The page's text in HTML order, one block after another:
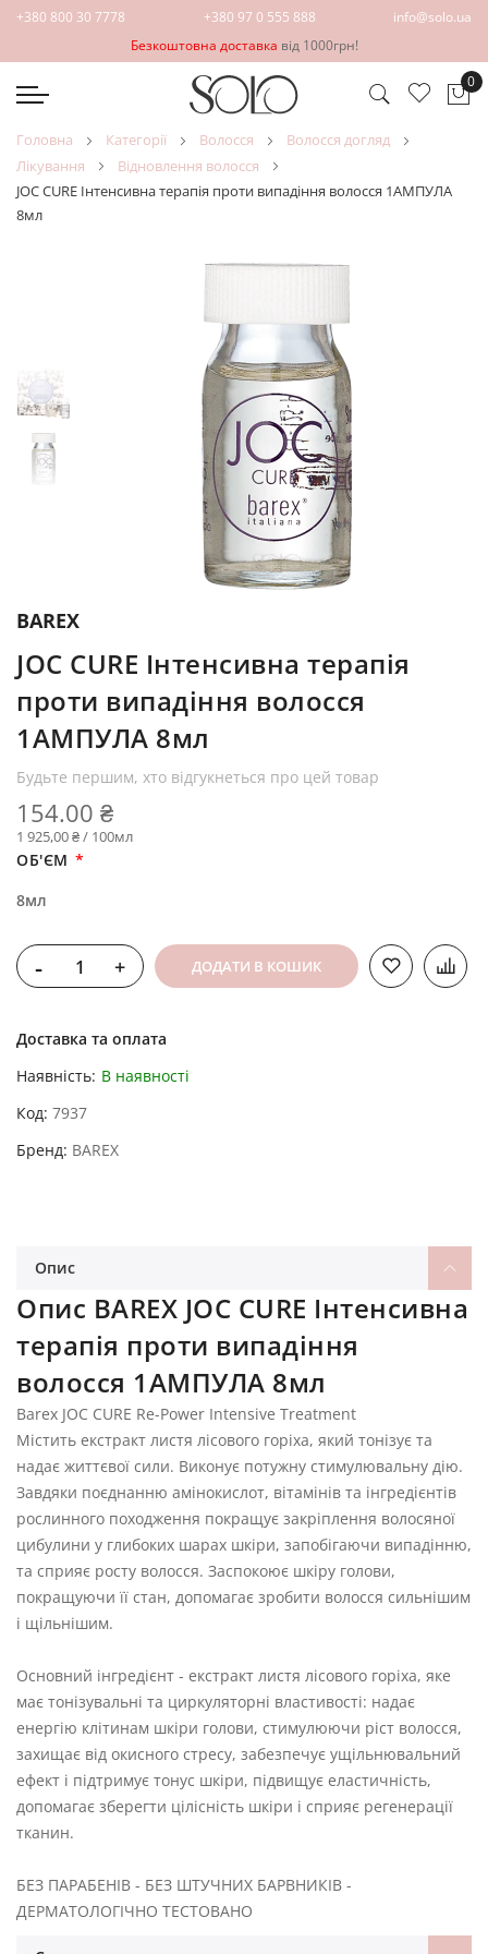
+380 800 30 7778 +380 97 0 555 888
info@solo.ua
Безкоштовна доставка від 1000грн!
0
головна категорії волосся
волосся догляд
лікування
відновлення волосся
JOC CURE Інтенсивна терапія проти випадіння волосся 1АМПУЛА
8мл
BAREX
JOC CURE Інтенсивна терапія
проти випадіння волосся
1АМПУЛА 8мл
Будьте першим, хто відгукнеться про цей товар
154.00 ₴
1 925,00 ₴ / 100мл
ОБ'ЄМ
8мл
- + ДОДАТИ В КОШИК
Доставка та оплата
Наявність: В наявності
Код 7937
Бренд BAREX
Опис
Опис BAREX JOC CURE Інтенсивна
терапія проти випадіння
волосся 1АМПУЛА 8мл
Barex JOC CURE Re-Power Intensive Treatment
Містить екстракт листя лісового горіха, який тонізує та
надає життєвої сили. Виконує потужну стимулювальну дію.
Завдяки поєднанню амінокислот, вітамінів та інгредієнтів
рослинного походження покращує закріплення волосяної
цибулини у глибоких шарах шкіри, запобігаючи випадінню,
та сприяє росту волосся. Заспокоює шкіру голови,
покращуючи її стан, допомагає зробити волосся сильнішим
і щільнішим.
Основний інгредієнт - екстракт листя лісового горіха, яке
має тонізувальні та циркуляторні властивості: надає
енергію клітинам шкіри голови, стимулюючи ріст волосся,
захищає від окисного стресу, забезпечує ущільнювальний
ефект і підтримує тонус шкіри, підвищує еластичність,
допомагає зберегти цілісність шкіри і сприяє регенерації
тканин.
БЕЗ ПАРАБЕНІВ - БЕЗ ШТУЧНИХ БАРВНИКІВ -
ДЕРМАТОЛОГІЧНО ТЕСТОВАНО